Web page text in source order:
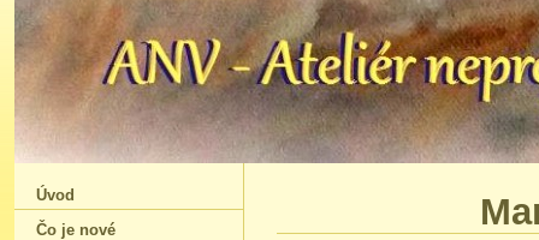
Úvod
Čo je nové